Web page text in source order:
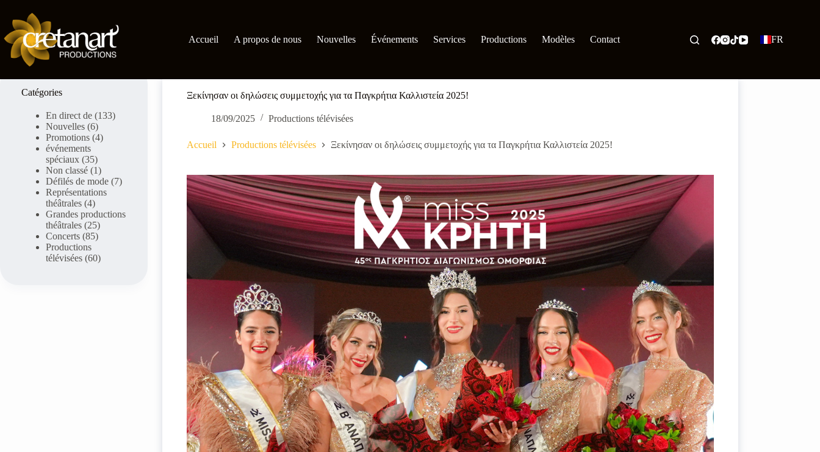
content
Accueil
A propos de nous Nouvelles Événements Services Productions Modèles Contact FR
Ξεκίνησαν οι δηλώσεις συμμετοχής για τα Παγκρήτια Καλλιστεία 2025!
18/09/2025 Productions télévisées
Accueil Productions télévisées Ξεκίνησαν οι δηλώσεις συμμετοχής για τα Παγκρήτια Καλλιστεία 2025!
Catégories
En direct de (133)
Nouvelles (6)
Promotions (4)
événements
spéciaux (35)
Non classé (1)
Défilés de mode (7)
Représentations
théâtrales (4)
Grandes productions
théâtrales (25)
Concerts (85)
Productions
télévisées (60)